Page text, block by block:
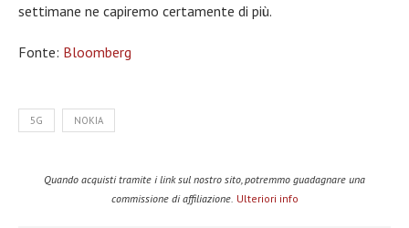
settimane ne capiremo certamente di più.
Fonte: Bloomberg
5G NOKIA
Quando acquisti tramite i link sul nostro sito, potremmo guadagnare una
commissione di affiliazione. Ulteriori info